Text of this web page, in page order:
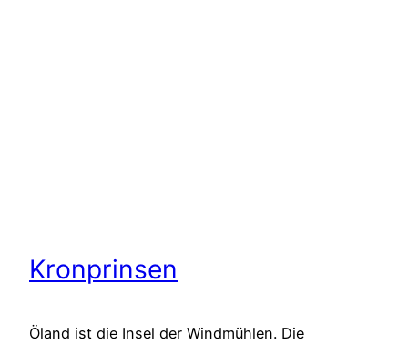
Kronprinsen
Öland ist die Insel der Windmühlen. Die